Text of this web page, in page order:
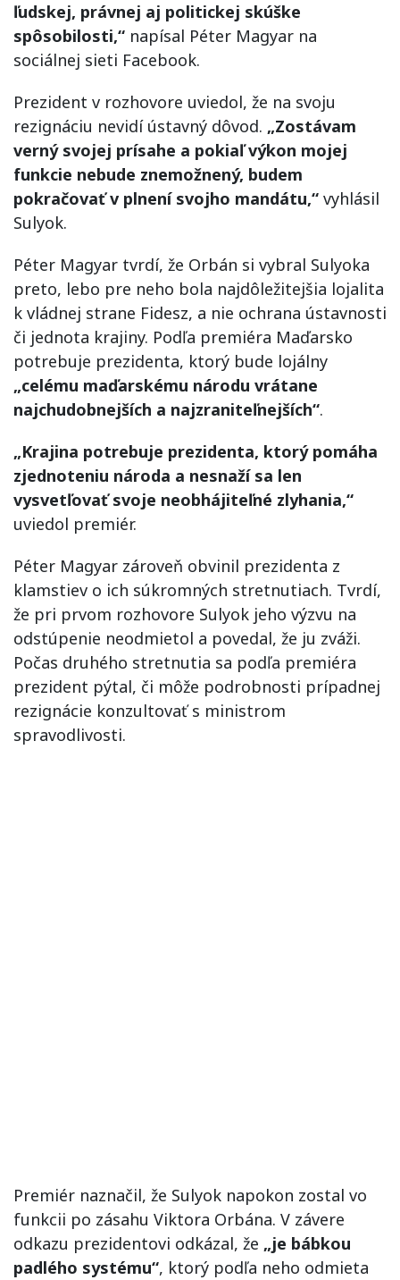
ľudskej, právnej aj politickej skúške
spôsobilosti,“ napísal Péter Magyar na
sociálnej sieti Facebook.
Prezident v rozhovore uviedol, že na svoju
rezignáciu nevidí ústavný dôvod. „Zostávam
verný svojej prísahe a pokiaľ výkon mojej
funkcie nebude znemožnený, budem
pokračovať v plnení svojho mandátu,“ vyhlásil
Sulyok.
Péter Magyar tvrdí, že Orbán si vybral Sulyoka
preto, lebo pre neho bola najdôležitejšia lojalita
k vládnej strane Fidesz, a nie ochrana ústavnosti
či jednota krajiny. Podľa premiéra Maďarsko
potrebuje prezidenta, ktorý bude lojálny
„celému maďarskému národu vrátane
najchudobnejších a najzraniteľnejších“.
„Krajina potrebuje prezidenta, ktorý pomáha
zjednoteniu národa a nesnaží sa len
vysvetľovať svoje neobhájiteľné zlyhania,“
uviedol premiér.
Péter Magyar zároveň obvinil prezidenta z
klamstiev o ich súkromných stretnutiach. Tvrdí,
že pri prvom rozhovore Sulyok jeho výzvu na
odstúpenie neodmietol a povedal, že ju zváži.
Počas druhého stretnutia sa podľa premiéra
prezident pýtal, či môže podrobnosti prípadnej
rezignácie konzultovať s ministrom
spravodlivosti.
Premiér naznačil, že Sulyok napokon zostal vo
funkcii po zásahu Viktora Orbána. V závere
odkazu prezidentovi odkázal, že „je bábkou
padlého systému“, ktorý podľa neho odmieta